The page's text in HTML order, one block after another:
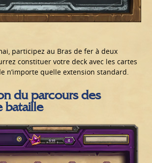
participez au Bras de fer à deux
constituer votre deck avec les cartes
n’importe quelle extension standard.
du parcours des
bataille